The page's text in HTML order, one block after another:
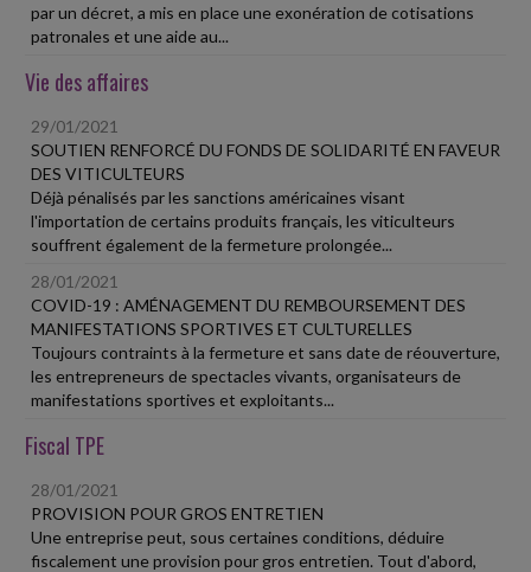
par un décret, a mis en place une exonération de cotisations
patronales et une aide au...
Vie des affaires
29/01/2021
SOUTIEN RENFORCÉ DU FONDS DE SOLIDARITÉ EN FAVEUR
DES VITICULTEURS
Déjà pénalisés par les sanctions américaines visant
l'importation de certains produits français, les viticulteurs
souffrent également de la fermeture prolongée...
28/01/2021
COVID-19 : AMÉNAGEMENT DU REMBOURSEMENT DES
MANIFESTATIONS SPORTIVES ET CULTURELLES
Toujours contraints à la fermeture et sans date de réouverture,
les entrepreneurs de spectacles vivants, organisateurs de
manifestations sportives et exploitants...
Fiscal TPE
28/01/2021
PROVISION POUR GROS ENTRETIEN
Une entreprise peut, sous certaines conditions, déduire
fiscalement une provision pour gros entretien. Tout d'abord,